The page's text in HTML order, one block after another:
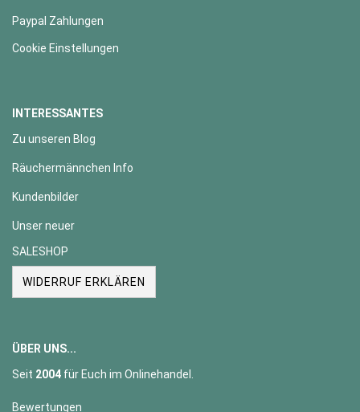
Paypal Zahlungen
Cookie Einstellungen
INTERESSANTES
Zu unseren Blog
Räuchermännchen Info
Kundenbilder
Unser neuer
SALESHOP
WIDERRUF ERKLÄREN
ÜBER UNS...
Seit 2004 für Euch im Onlinehandel.
Bewertungen